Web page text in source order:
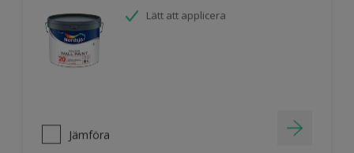
Lätt att applicera
Jämföra